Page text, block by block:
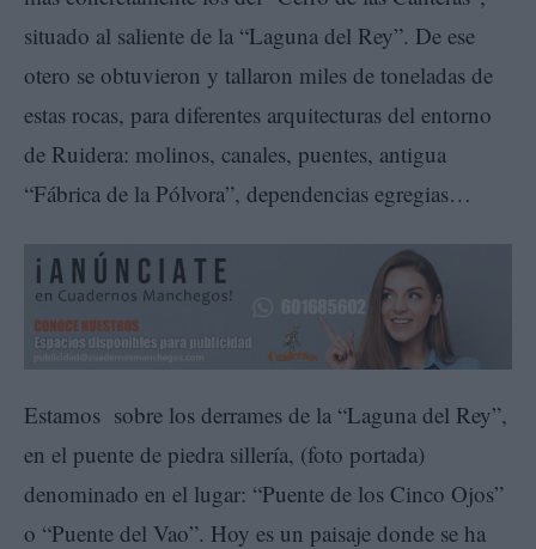
situado al saliente de la “Laguna del Rey”. De ese
otero se obtuvieron y tallaron miles de toneladas de
estas rocas, para diferentes arquitecturas del entorno
de Ruidera: molinos, canales, puentes, antigua
“Fábrica de la Pólvora”, dependencias egregias…
Estamos sobre los derrames de la “Laguna del Rey”,
en el puente de piedra sillería, (foto portada)
denominado en el lugar: “Puente de los Cinco Ojos”
o “Puente del Vao”. Hoy es un paisaje donde se ha